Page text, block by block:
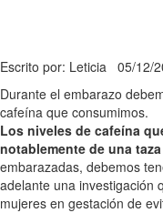
Escrito por: Leticia 05/12/
Durante el embarazo
cafeína que consumimos.
Los niveles de cafeína
notablemente de una
embarazadas, debemos
adelante una investigación
mujeres en gestación de